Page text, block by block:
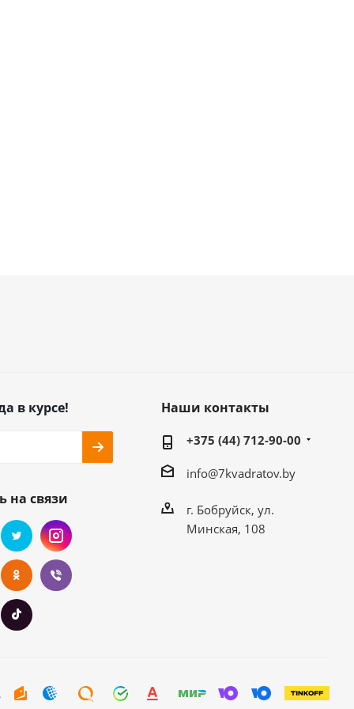
в курсе!
на связи
Наши контакты
+375 (44) 712-90-00
info@7kvadratov.by
г. Бобруйск, ул.
Минская, 108